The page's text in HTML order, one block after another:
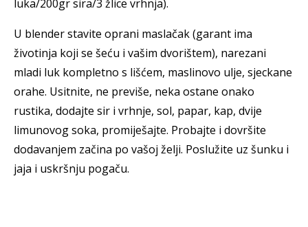
luka/200gr sira/3 žlice vrhnja).
U blender stavite oprani maslačak (garant ima
životinja koji se šeću i vašim dvorištem), narezani
mladi luk kompletno s lišćem, maslinovo ulje, sjeckane
orahe. Usitnite, ne previše, neka ostane onako
rustika, dodajte sir i vrhnje, sol, papar, kap, dvije
limunovog soka, promiješajte. Probajte i dovršite
dodavanjem začina po vašoj želji. Poslužite uz šunku i
jaja i uskršnju pogaču.